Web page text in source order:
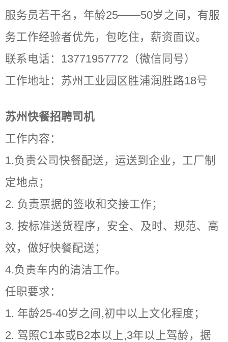
服务员若干名，年龄25――50岁之间，有服
务工作经验者优先，包吃住，薪资面议。
联系电话：13771957772（微信同号）
工作地址：苏州工业园区胜浦润胜路18号
苏州快餐招聘司机
工作内容：
1.负责公司快餐配送，运送到企业，工厂制
定地点；
2. 负责票据的签收和交接工作；
3. 按标准送货程序，安全、及时、规范、高
效，做好快餐配送；
4.负责车内的清洁工作。
任职要求：
1. 年龄25-40岁之间,初中以上文化程度；
2. 驾照C1本或B2本以上,3年以上驾龄，据